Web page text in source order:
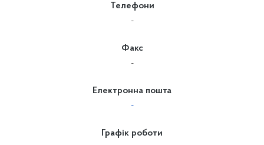
Телефони
-
Факс
-
Електронна пошта
-
Графік роботи